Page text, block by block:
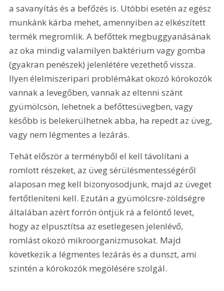
a savanyítás és a befőzés is. Utóbbi esetén az egész
munkánk kárba mehet, amennyiben az elkészített
termék megromlik. A befőttek megbuggyanásának
az oka mindig valamilyen baktérium vagy gomba
(gyakran penészek) jelenlétére vezethető vissza.
Ilyen élelmiszeripari problémákat okozó kórokozók
vannak a levegőben, vannak az eltenni szánt
gyümölcsön, lehetnek a befőttesüvegben, vagy
később is belekerülhetnek abba, ha repedt az üveg,
vagy nem légmentes a lezárás.
Tehát először a terményből el kell távolítani a
romlott részeket, az üveg sérülésmentességéről
alaposan meg kell bizonyosodjunk, majd az üveget
fertőtleníteni kell. Ezután a gyümölcsre-zöldségre
általában azért forrón öntjük rá a felöntő levet,
hogy az elpusztítsa az esetlegesen jelenlévő,
romlást okozó mikroorganizmusokat. Majd
következik a légmentes lezárás és a dunszt, ami
szintén a kórokozók megölésére szolgál.